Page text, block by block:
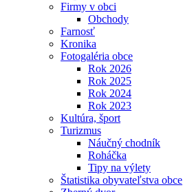
Firmy v obci
Obchody
Farnosť
Kronika
Fotogaléria obce
Rok 2026
Rok 2025
Rok 2024
Rok 2023
Kultúra, šport
Turizmus
Náučný chodník
Roháčka
Tipy na výlety
Štatistika obyvateľstva obce